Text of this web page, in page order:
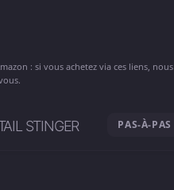
: si vous achetez via ces liens, nous
STINGER PAS-À-PAS